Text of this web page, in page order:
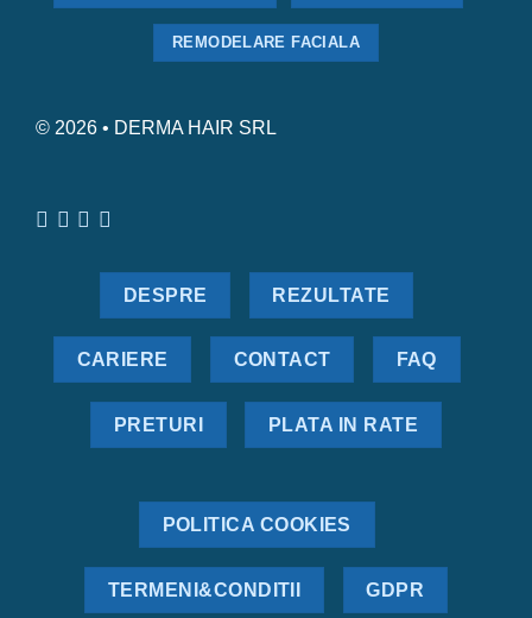
© 2026 • DERMA HAIR SRL
REMODELARE FACIALA
DESPRE REZULTATE
CARIERE CONTACT FAQ
PRETURI PLATA IN RATE
POLITICA COOKIES
TERMENI&CONDITII GDPR